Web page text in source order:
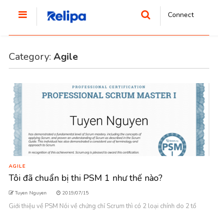
Connect
Category: Agile
AGILE
Tôi đã chuẩn bị thi PSM 1 như thế nào?
Tuyen Nguyen 2019/07/15
Giới thiệu về PSM Nói về chứng chỉ Scrum thì có 2 loại chính do 2 tổ